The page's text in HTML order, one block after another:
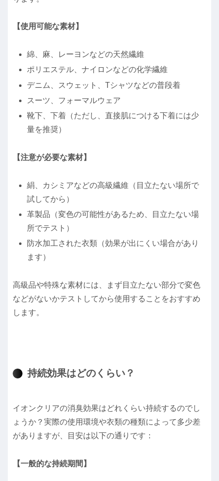
【使用可能な素材】
綿、麻、レーヨンなどの天然繊維
ポリエステル、ナイロンなどの化学繊維
デニム、スウェット、Tシャツなどの普段着
スーツ、フォーマルウェア
靴下、下着（ただし、直接肌につける下着には少
量を推奨）
【注意が必要な素材】
絹、カシミアなどの高級繊維（目立たない場所で
試してから）
革製品（変色の可能性があるため、目立たない場
所でテスト）
防水加工された衣類（効果が出にくい場合があり
ます）
高級品や特殊な素材には、まず目立たない部分で変色
などがないかテストしてから使用することをおすすめ
します。
持続効果はどのくらい？
イオンクリアの消臭効果はどれくらい持続するのでし
ょうか？実際の使用環境や衣類の種類によって多少差
がありますが、目安は以下の通りです：
【一般的な持続期間】